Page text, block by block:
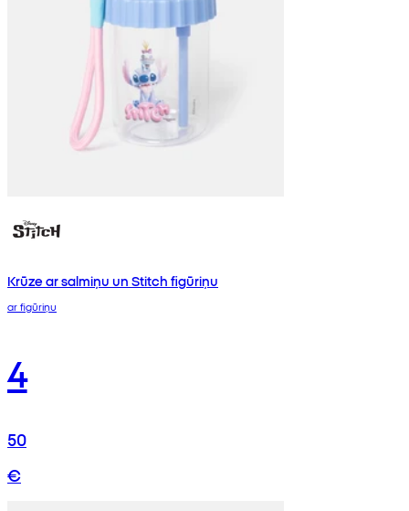
Krūze ar salmiņu un Stitch figūriņu
ar figūriņu
4
50
€